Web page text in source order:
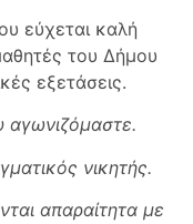
εύχεται καλή
του Δήμου
εξετάσεις.
αγωνιζόμαστε.
νικητής.
απαραίτητα με